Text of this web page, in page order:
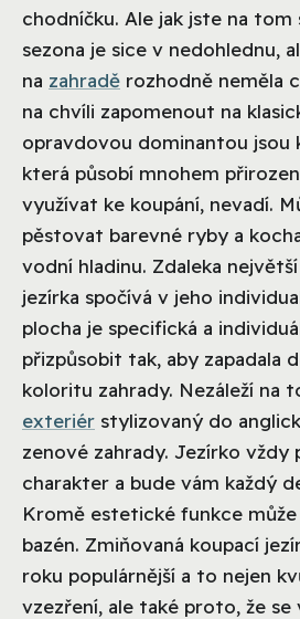
chodníčku. Ale jak jste na tom
sezona je sice v nedohlednu,
na zahradě rozhodně neměla
na chvíli zapomenout na
opravdovou dominantou jsou
která působí mnohem
využívat ke koupání, nevadí.
pěstovat barevné ryby a
vodní hladinu. Zdaleka
jezírka spočívá v jeho
plocha je specifická a
přizpůsobit tak, aby zapadala
koloritu zahrady. Nezáleží na
exteriér stylizovaný do
zenové zahrady. Jezírko vždy
charakter a bude vám každý
Kromě estetické funkce
bazén. Zmiňovaná koupací
roku populárnější a to nejen
vzezření, ale také proto, že se